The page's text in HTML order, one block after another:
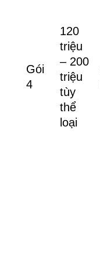
Gói
4
120
triệu
– 200
triệu
tùy
thể
loại